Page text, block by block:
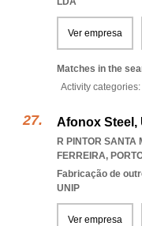
Ver empresa
Matches in the
Activity categories:
Afonox Steel,
R PINTOR SANTA
FERREIRA,
Fabricação de
UNIP
Ver empresa